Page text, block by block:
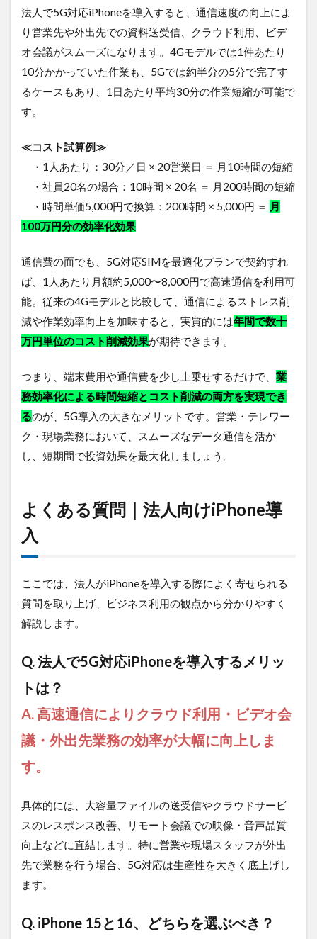
法人で5G対応iPhoneを導入すると、通信速度の向上によ
り営業先や外出先での資料送受信、クラウド利用、ビデ
オ会議がスムーズになります。4Gモデルでは1件あたり
10分かかっていた作業も、5Gでは約半分の5分で完了す
るケースもあり、1日あたり平均30分の作業短縮が可能で
す。
≪コスト試算例≫
・1人あたり：30分／日 × 20営業日 ＝ 月10時間の短縮
・社員20名の場合：10時間 × 20名 ＝ 月200時間の短縮
・時間単価5,000円で換算：200時間 × 5,000円 ＝ 月
100万円分の効率化効果
通信費の面でも、5G対応SIMを最適化プランで契約すれ
ば、1人あたり月額約5,000〜8,000円で高速通信を利用可
能。従来の4Gモデルと比較して、通信によるストレス削
減や作業効率向上を加味すると、実質的には年間で数十
万円単位のコスト削減効果が期待できます。
つまり、端末費用や通信費を少し上乗せするだけで、 業
務効率化による時間短縮とコスト削減の両方を実現でき
るのが、5G導入の大きなメリットです。営業・テレワー
ク・現場業務において、スムーズなデータ通信を活か
し、短期間で投資効果を最大化しましょう。
よくある質問｜法人向けiPhone導
入
ここでは、法人がiPhoneを導入する際によく寄せられる
質問を取り上げ、ビジネス利用の観点から分かりやすく
解説します。
Q. 法人で5G対応iPhoneを導入するメリッ
トは？
A. 高速通信によりクラウド利用・ビデオ会
議・外出先業務の効率が大幅に向上しま
す。
具体的には、大容量ファイルの送受信やクラウドサービ
スのレスポンス改善、リモート会議での映像・音声品質
向上などに直結します。特に営業や現場スタッフが外出
先で業務を行う場合、5G対応は生産性を大きく底上げし
ます。
Q. iPhone 15と16、どちらを選ぶべき？